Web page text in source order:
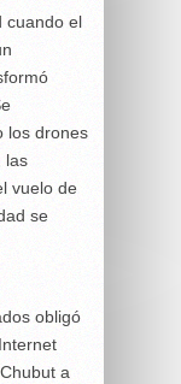
cuando el
los drones
las
vuelo de
se
obligó
a